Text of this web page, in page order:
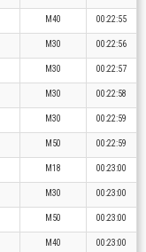
M40 00:22:55
M30 00:22:56
M30 00:22:57
M30 00:22:58
M30 00:22:59
M50 00:22:59
M18 00:23:00
M30 00:23:00
M50 00:23:00
M40 00:23:00